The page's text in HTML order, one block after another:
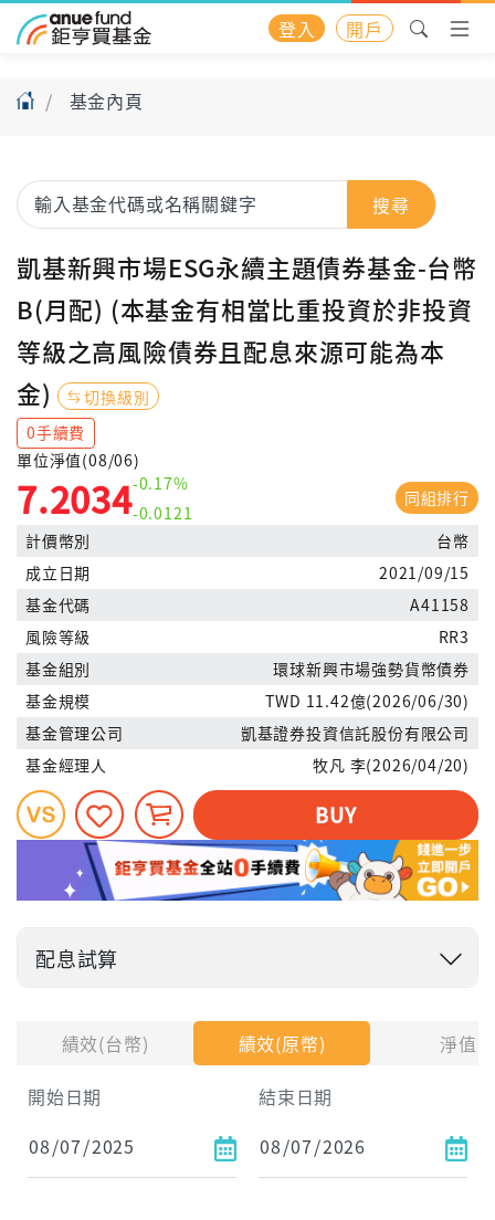
登入 開戶
基金內頁
績效(台幣) 績效(原幣)
淨值
開始日期
結束日期
搜尋
凱基新興市場ESG永續主題債券基金-台幣
B(月配) (本基金有相當比重投資於非投資
等級之高風險債券且配息來源可能為本
金)
切換級別
0手續費
單位淨值(08/06)
7.2034-0.17%
-0.0121
同組排行
計價幣別
台幣
成立日期
2021/09/15
基金代碼
A41158
風險等級
RR3
基金組別
環球新興市場強勢貨幣債券
基金規模
TWD 11.42億(2026/06/30)
基金管理公司
凱基證券投資信託股份有限公司
基金經理人
牧凡 李(2026/04/20)
BUY
配息試算
試算區間
1年
2年